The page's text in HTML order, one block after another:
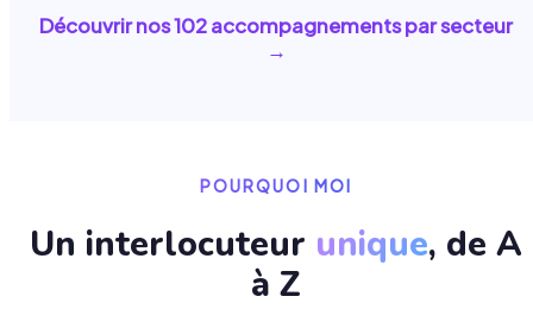
Découvrir nos102accompagnements par secteur
→
POURQUOI MOI
Un interlocuteur unique, de A
à Z